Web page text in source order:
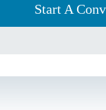
Start A